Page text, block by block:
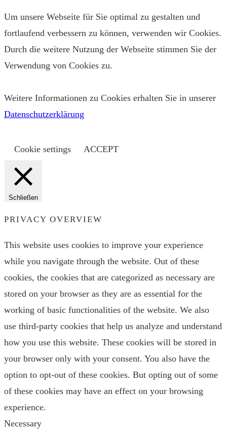
Um unsere Webseite für Sie optimal zu gestalten und
fortlaufend verbessern zu können, verwenden wir Cookies.
Durch die weitere Nutzung der Webseite stimmen Sie der
Verwendung von Cookies zu.
Weitere Informationen zu Cookies erhalten Sie in unserer
Datenschutzerklärung
Cookie settings ACCEPT
Schließen
PRIVACY OVERVIEW
This website uses cookies to improve your experience
while you navigate through the website. Out of these
cookies, the cookies that are categorized as necessary are
stored on your browser as they are as essential for the
working of basic functionalities of the website. We also
use third-party cookies that help us analyze and understand
how you use this website. These cookies will be stored in
your browser only with your consent. You also have the
option to opt-out of these cookies. But opting out of some
of these cookies may have an effect on your browsing
experience.
Necessary